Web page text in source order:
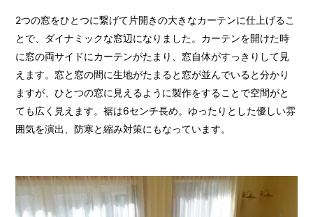
2つの窓をひとつに繋げて片開きの大きなカーテンに仕上げるこ
とで、ダイナミックな窓辺になりました。カーテンを開けた時
に窓の両サイドにカーテンがたまり、窓自体がすっきりして見
えます。窓と窓の間に生地がたまると窓が並んでいると分かり
ますが、ひとつの窓に見えるように製作をすることで空間がと
ても広く見えます。裾は6センチ長め。ゆったりとした優しい雰
囲気を演出、防寒と縮み対策にもなっています。